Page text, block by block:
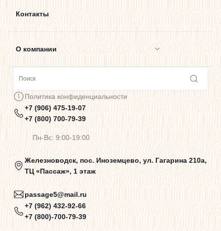
Контакты
О компании
Предупреждения о цветопередаче
Политика конфиденциальности
Пользовательское соглашение
Договор оферты
Политика конфиденциальности
+7 (906) 475-19-07
+7 (800) 700-79-39
Пн-Вс: 9:00-19:00
Железноводск, пос. Иноземцево, ул. Гагарина 210а,
ТЦ «Пассаж», 1 этаж
passage5@mail.ru
+7 (962) 432-92-66
+7 (800)-700-79-39